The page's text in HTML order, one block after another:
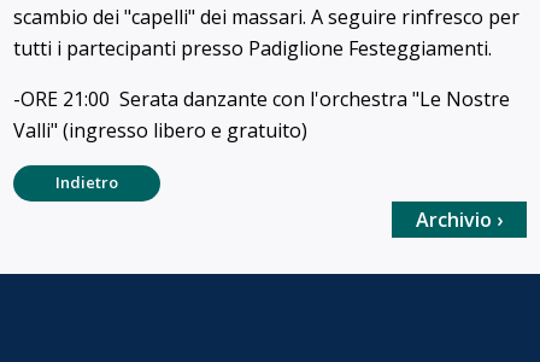
scambio dei "capelli" dei massari. A seguire rinfresco per
tutti i partecipanti presso Padiglione Festeggiamenti.
-ORE 21:00 Serata danzante con l'orchestra "Le Nostre
Valli" (ingresso libero e gratuito)
Indietro
Archivio ›